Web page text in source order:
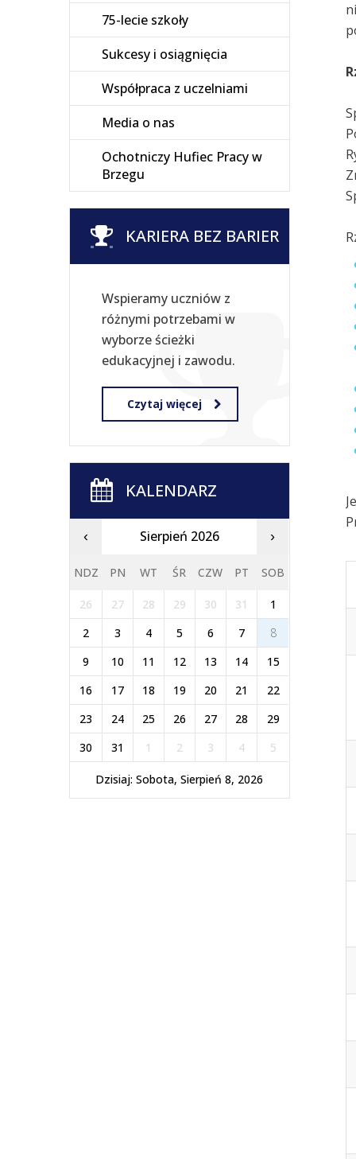
75-lecie szkoły
Sukcesy i osiągnięcia
Współpraca z uczelniami
Media o nas
Ochotniczy Hufiec Pracy w
Brzegu
KARIERA BEZ BARIER
Wspieramy uczniów z
różnymi potrzebami w
wyborze ścieżki
edukacyjnej i zawodu.
Czytaj więcej
KALENDARZ
‹ Sierpień 2026 ›
NDZ PN WT ŚR CZW PT SOB
26 27 28 29 30 31
1
2
3 4 5 6 7
8
9
10 11 12 13 14
15
16
17 18 19 20 21
22
23
24 25 26 27 28
29
30
31 1 2 3 4 5
Dzisiaj: Sobota, Sierpień 8, 2026